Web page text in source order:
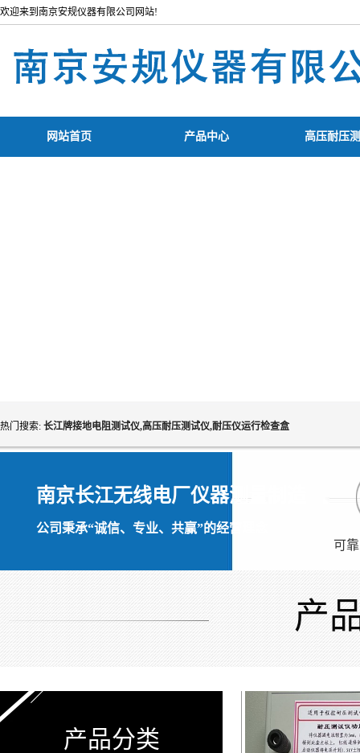
欢迎来到南京安规仪器有限公司网站!
网站首页 产品中心 高压耐压
热门搜索: 长江牌接地电阻测试仪,高压耐压测试仪,耐压仪运行检查盒
南京长江无线电厂仪器测量制造
公司秉承“诚信、专业、共赢”的经营理念
可
产
产品分类
回路电